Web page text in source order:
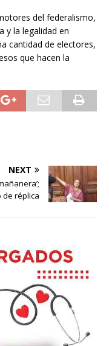
del federalismo,
y la legalidad en
cantidad de electores,
que hacen la
NEXT
de réplica